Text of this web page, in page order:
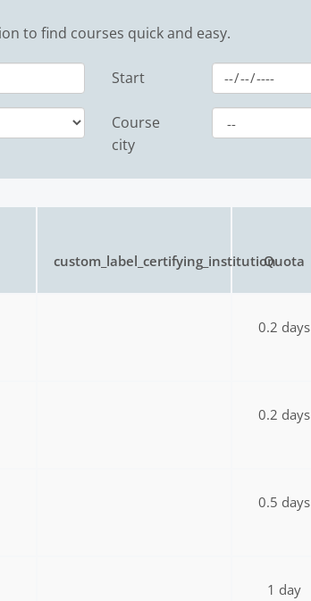
to find courses quick and easy.
Start
Course
city
custom_label_certifying_institutionQuota
0.2 days
0.2 days
0.5 days
1 day